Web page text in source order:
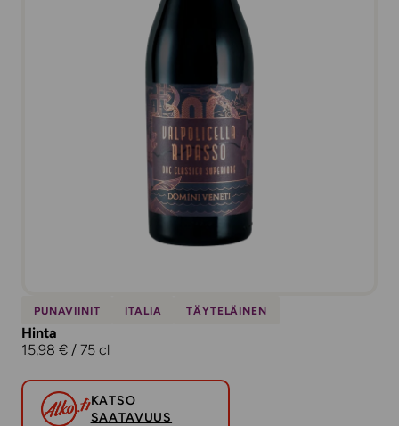
PUNAVIINIT ITALIA TÄYTELÄINEN
Hinta
15,98 € / 75 cl
KATSO
SAATAVUUS